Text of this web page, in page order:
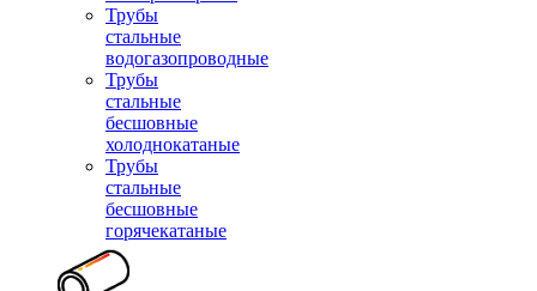
Трубы
стальные
водогазопроводные
Трубы
стальные
бесшовные
холоднокатаные
Трубы
стальные
бесшовные
горячекатаные